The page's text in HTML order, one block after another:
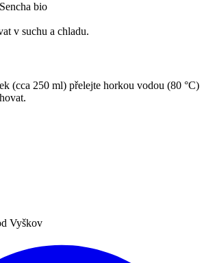
bio
v suchu a chladu.
(cca 250 ml) přelejte horkou vodou (80 °C)
Vyškov